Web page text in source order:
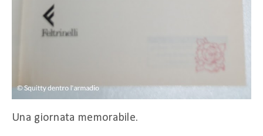
Una giornata memorabile.